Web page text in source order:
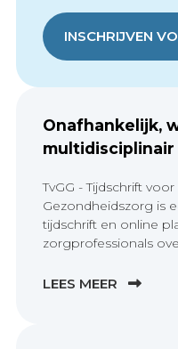
INSCHRIJVEN
Onafhankelijk,
multidisciplinair
TvGG - Tijdschrift
Gezondheidszorg is
tijdschrift en online
zorgprofessionals
LEES MEER